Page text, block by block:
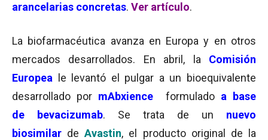
arancelarias concretas. Ver artículo.
La biofarmacéutica avanza en Europa y en otros
mercados desarrollados. En abril, la Comisión
Europea
le levantó el pulgar a un bioequivalente
desarrollado por mAbxience formuladoa base
de bevacizumab. Se trata de un nuevo
biosimilar deAvastin, el producto original de la